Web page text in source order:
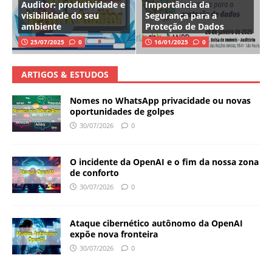
Auditor: produtividade e
visibilidade do seu
ambiente
25/07/2025 0
Importância da
Segurança para a
Proteção de Dados
16/01/2025 0
ARTIGOS & ESTUDOS
Nomes no WhatsApp privacidade ou novas
oportunidades de golpes
30/07/2026 0
O incidente da OpenAI e o fim da nossa zona
de conforto
30/07/2026 0
Ataque cibernético autônomo da OpenAI
expõe nova fronteira
30/07/2026 0